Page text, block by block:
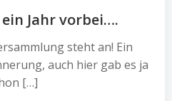
Jahr vorbei….
steht an! Ein
auch hier gab es ja
[…]